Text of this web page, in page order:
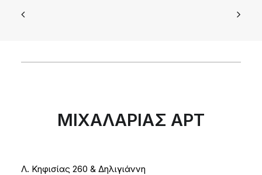
ΜΙΧΑΛΑΡΙΑΣ ΑΡΤ
Λ. Κηφισίας 260 & Δηλιγιάννη